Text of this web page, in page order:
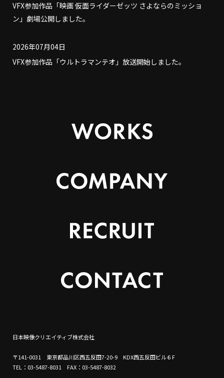
VFX参加作品「映画 仮面ライダーゼッツ さよならのミッショ
ン」劇場公開しました。
2026年07月04日
VFX参加作品「ウルトラマンテオ」放送開始しました。
日本映像クリエイティブ株式会社
〒141-0031 東京都品川区西五反田7-20-9 KDX西五反田ビル６F
TEL：03-5487-8031 FAX：03-5487-8032